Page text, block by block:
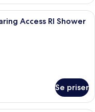
av topp kvalitet, safe på
Access RI Shower
Se priser